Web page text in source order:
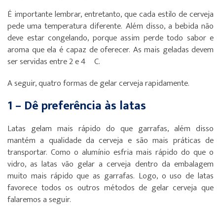
É importante lembrar, entretanto, que cada estilo de cerveja
pede uma temperatura diferente. Além disso, a bebida não
deve estar congelando, porque assim perde todo sabor e
aroma que ela é capaz de oferecer. As mais geladas devem
ser servidas entre 2 e 4º C.
A seguir, quatro formas de gelar cerveja rapidamente.
1 – Dê preferência às latas
Latas gelam mais rápido do que garrafas, além disso
mantém a qualidade da cerveja e são mais práticas de
transportar. Como o alumínio esfria mais rápido do que o
vidro, as latas vão gelar a cerveja dentro da embalagem
muito mais rápido que as garrafas. Logo, o uso de latas
favorece todos os outros métodos de gelar cerveja que
falaremos a seguir.